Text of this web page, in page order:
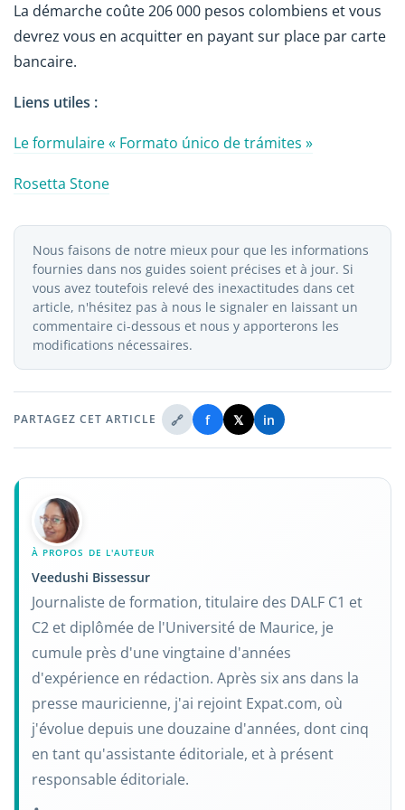
La démarche coûte 206 000 pesos colombiens et vous
devrez vous en acquitter en payant sur place par carte
bancaire.
Liens utiles :
Le formulaire « Formato único de trámites »
Rosetta Stone
Nous faisons de notre mieux pour que les informations
fournies dans nos guides soient précises et à jour. Si
vous avez toutefois relevé des inexactitudes dans cet
article, n'hésitez pas à nous le signaler en laissant un
commentaire ci-dessous et nous y apporterons les
modifications nécessaires.
PARTAGEZ CET ARTICLE 🔗 f 𝕏 in
À PROPOS DE L'AUTEUR
Veedushi Bissessur
Journaliste de formation, titulaire des DALF C1 et
C2 et diplômée de l'Université de Maurice, je
cumule près d'une vingtaine d'années
d'expérience en rédaction. Après six ans dans la
presse mauricienne, j'ai rejoint Expat.com, où
j'évolue depuis une douzaine d'années, dont cinq
en tant qu'assistante éditoriale, et à présent
responsable éditoriale.